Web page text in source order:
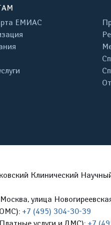
ЕМИАС
Клинический
улица
+7 (495) 304-30-39